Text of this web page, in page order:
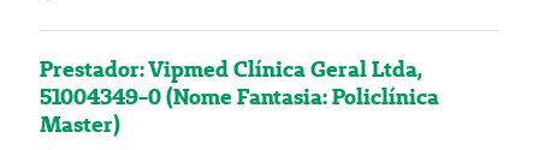
Prestador: Vipmed Clínica Geral Ltda,
51004349-0 (Nome Fantasia: Policlínica
Master)